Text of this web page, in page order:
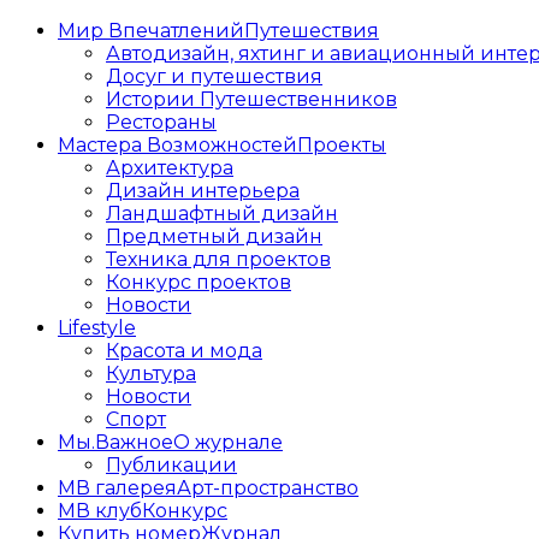
Мир Впечатлений Путешествия
Автодизайн, яхтинг и авиационный
Досуг и путешествия
Истории Путешественников
Рестораны
Мастера Возможностей Проекты
Архитектура
Дизайн интерьера
Ландшафтный дизайн
Предметный дизайн
Техника для проектов
Конкурс проектов
Новости
Lifestyle
Красота и мода
Культура
Новости
Спорт
Мы.ВажноеО журнале
Публикации
МВ галереяАрт-пространство
МВ клуб Конкурс
Купить номерЖурнал